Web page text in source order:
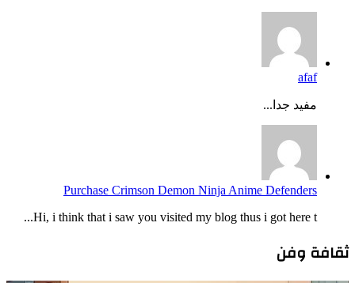
afaf
مفيد جدا...
Purchase Crimson Demon Ninja Anime Defenders
Hi, i think that i saw you visited my blog thus i got here t...
ثقافة وفن